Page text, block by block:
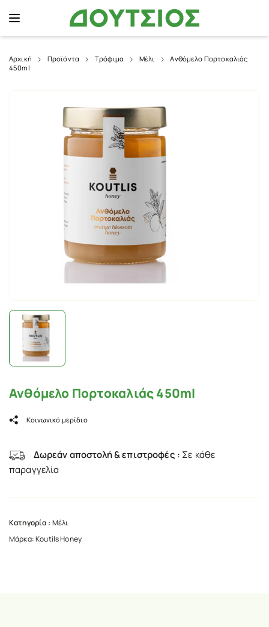
Αρχική Προϊόντα Τρόφιμα Μέλι
Ανθόμελο Πορτοκαλιάς
450ml
Ανθόμελο Πορτοκαλιάς 450ml
Κοινωνικό μερίδιο
Δωρεάν αποστολή & επιστροφές : Σε κάθε
παραγγελία
Κατηγορία : Μέλι
Μάρκα:Koutils Honey